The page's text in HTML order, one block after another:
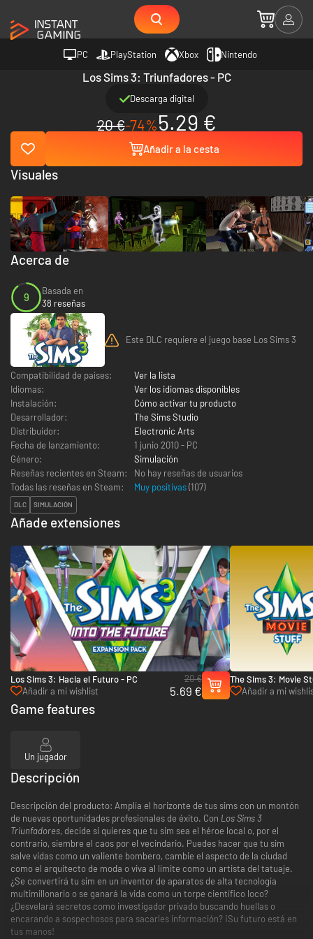
PC PlayStation Xbox Nintendo
Los Sims 3: Triunfadores - PC
Descarga digital
20 €-74%5.29 €
Añadir a la cesta
Acerca de
9
Basada en
38 reseñas
Este DLC requiere el juego base Los Sims 3
Compatibilidad de países:
Ver la lista
Idiomas:
Ver los idiomas disponibles
Instalación:
Cómo activar tu producto
Desarrollador:
The Sims Studio
Distribuidor:
Electronic Arts
Fecha de lanzamiento:
1 junio 2010 - PC
Género:
Simulación
Reseñas recientes en Steam:
No hay reseñas de usuarios
Todas las reseñas en Steam:
Muy positivas(107)
DLC SIMULACIÓN
Añade extensiones
Los Sims 3: Hacia el Futuro - PC
Añadir a mi wishlist
20 €
5.69 €
The Sims 3: Movie
Añadir a mi
Visuales
Game features
Un jugador
Descripción
Descripción del producto: Amplía el horizonte de tus sims con un montón
de nuevas oportunidades profesionales de éxito. Con Los Sims 3
Triunfadores, decide si quieres que tu sim sea el héroe local o, por el
contrario, siembre el caos por el vecindario. Puedes hacer que tu sim
salve vidas como un valiente bombero, cambie el aspecto de la ciudad
como el arquitecto de moda o viva al límite como un artista del tatuaje.
¿Se convertirá tu sim en un inventor de aparatos de alta tecnología
multimillonario o se ganará la vida como un torpe científico loco?
¿Desvelará secretos como investigador privado buscando huellas o
encarando a sospechosos para sacarles información? ¡Su futuro está en
tus manos!